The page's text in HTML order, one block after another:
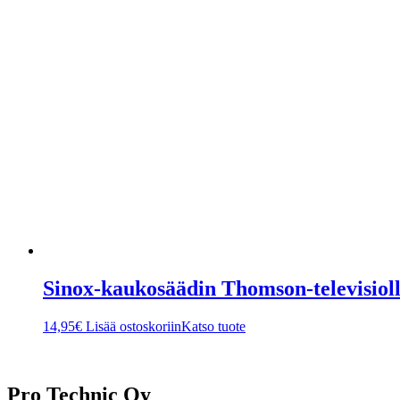
Sinox-kaukosäädin Thomson-
14,95€ Lisää ostoskoriinKatso tuote
Pro Technic Oy